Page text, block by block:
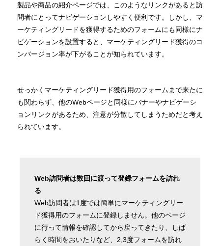
製品や商品の紹介ページでは、このようなリンクがあると訪
問者にとってナビゲーションしやすく便利です。しかし、マ
ーケティングリードを獲得するためのフォームにも同様にナ
ビゲーションを設置すると、マーケティングリード獲得のコ
ンバージョン率が下がることが知られています。
せっかくマーケティングリード獲得用のフォームまで来たに
も関わらず、他のWebページと同様にバナーやナビゲーシ
ョンリンクがあるため、注意が分散してしまうためだと考え
られています。
Web訪問者は数回に渡って登録フォームを訪れ
る
Web訪問者は1度では簡単にマーケティングリー
ド獲得用のフォームに登録しません。他のページ
に行って情報を確認してから戻ってきたり、しば
らく時間をおいたりなど、2,3度フォームを訪れ